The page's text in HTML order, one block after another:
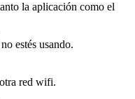
la aplicación como el
estés usando.
red wifi.